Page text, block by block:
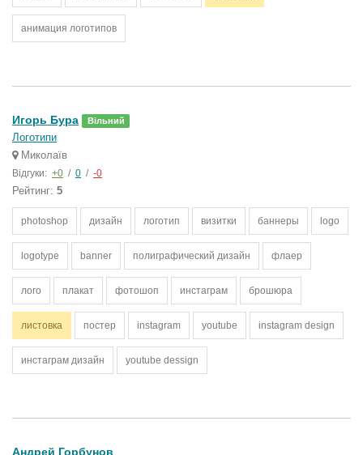
анимация логотипов
Игорь Бура Вільний
Логотипи
Миколаїв
Відгуки: +0 / 0 / -0
Рейтинг: 5
photoshop дизайн логотип визитки баннеры logo
logotype banner полиграфический дизайн флаер
лого плакат фотошоп инстаграм брошюра
листовка постер instagram youtube instagram design
инстаграм дизайн youtube dessign
Андрей Горбунов